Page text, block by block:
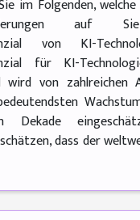
im Folgenden,
auf
von KI-
für KI-
wird von zahlreichen
Dekade
dass der